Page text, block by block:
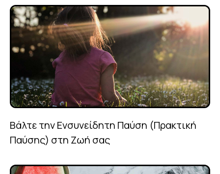
Βάλτε την Ενσυνείδητη Παύση (Πρακτική
Παύσης) στη Ζωή σας